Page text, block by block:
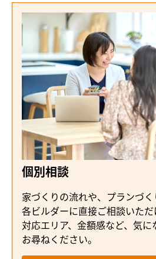
個別相談
家づくりの流れや、プランづく
各ビルダーに直接ご相談いただ
対応エリア、金額感など、気に
お尋ねください。